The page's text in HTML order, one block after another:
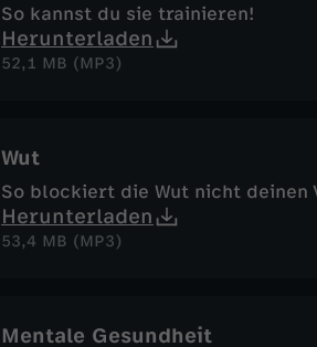
So kannst du sie trainieren!
Herunterladen
52,1 MB (MP3)
Wut
So blockiert die Wut nicht deinen
Herunterladen
53,4 MB (MP3)
Mentale Gesundheit